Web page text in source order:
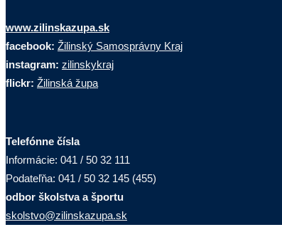
www.zilinskazupa.sk
facebook: Žilinský Samosprávny Kraj
instagram: zilinskykraj
flickr: Žilinská župa
Telefónne čísla
Informácie: 041 / 50 32 111
Podateľňa: 041 / 50 32 145 (455)
odbor školstva a športu
skolstvo@zilinskazupa.sk